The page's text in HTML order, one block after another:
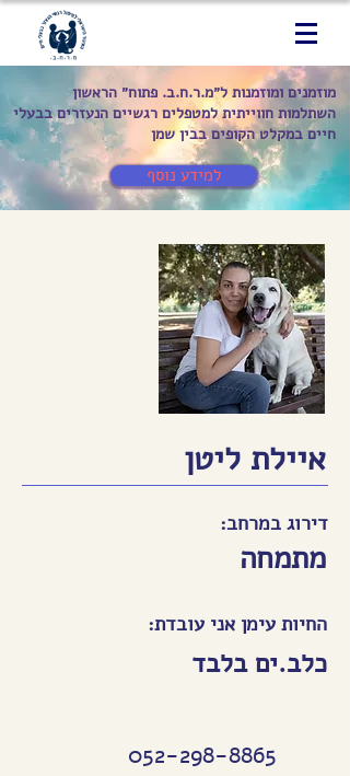
מוזמנים ומוזמנות ל״מ.ר.ח.ב. פתוח״ הראשון
השתלמות חווייתית למטפלים רגשיים הנעזרים בבעלי
חיים במקלט הקופים בבין שמן
למידע נוסף
איילת ליטן
דירוג במרחב:
מתמחה
החיות עימן אני עובדת:
כלב.ים בלבד
052-298-8865